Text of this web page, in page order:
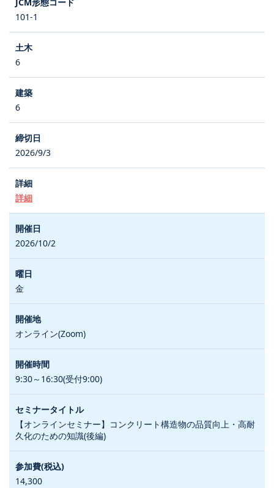
101-1
6
6
2026/9/3
詳細
2026/10/2
金
オンライン(Zoom)
9:30～16:30(受付9:00)
【オンラインセミナー】コンクリート構造物の品質向上・高耐
久化のための知識(後編)
14,300